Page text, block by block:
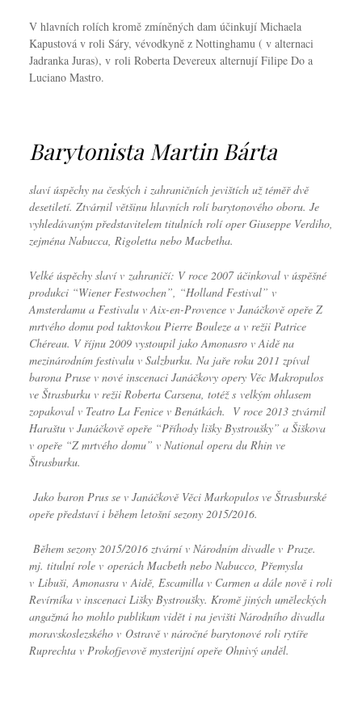
V hlavních rolích kromě zmíněných dam účinkují Michaela
Kapustová v roli Sáry, vévodkyně z Nottinghamu ( v alternaci
Jadranka Juras), v roli Roberta Devereux alternují Filipe Do a
Luciano Mastro.
Barytonista Martin Bárta
slaví úspěchy na českých i zahraničních jevištích už téměř dvě
desetiletí. Ztvárnil většinu hlavních rolí barytonového oboru. Je
vyhledávaným představitelem titulních rolí oper Giuseppe Verdiho,
zejména Nabucca, Rigoletta nebo Macbetha.
Velké úspěchy slaví v zahraničí: V roce 2007 účinkoval v úspěšné
produkci “Wiener Festwochen”, “Holland Festival” v
Amsterdamu a Festivalu v Aix-en-Provence v Janáčkově opeře Z
mrtvého domu pod taktovkou Pierre Bouleze a v režii Patrice
Chéreau. V říjnu 2009 vystoupil jako Amonasro v Aidě na
mezinárodním festivalu v Salzburku. Na jaře roku 2011 zpíval
barona Pruse v nové inscenaci Janáčkovy opery Věc Makropulos
ve Štrasburku v režii Roberta Carsena, totéž s velkým ohlasem
zopakoval v Teatro La Fenice v Benátkách. V roce 2013 ztvárnil
Haraštu v Janáčkově opeře “Příhody lišky Bystroušky” a Šiškova
v opeře “Z mrtvého domu” v National opera du Rhin ve
Štrasburku.
Jako baron Prus se v Janáčkově Věci Markopulos ve Štrasburské
opeře představí i během letošní sezony 2015/2016.
Během sezony 2015/2016 ztvární v Národním divadle v Praze.
mj. titulní role v operách Macbeth nebo Nabucco, Přemysla
v Libuši, Amonasra v Aidě, Escamilla v Carmen a dále nově i roli
Revírníka v inscenaci Lišky Bystroušky. Kromě jiných uměleckých
angažmá ho mohlo publikum vidět i na jevišti Národního divadla
moravskoslezského v Ostravě v náročné barytonové roli rytíře
Ruprechta v Prokofjevově mysterijní opeře Ohnivý anděl.